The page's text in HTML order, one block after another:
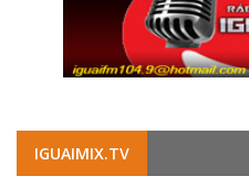
IGUAIMIX.TV